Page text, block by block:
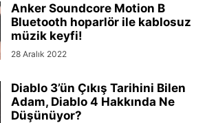
Anker Soundcore Motion B
Bluetooth hoparlör ile kablosuz
müzik keyfi!
28 Aralık 2022
Diablo 3’ün Çıkış Tarihini Bilen
Adam, Diablo 4 Hakkında Ne
Düşünüyor?